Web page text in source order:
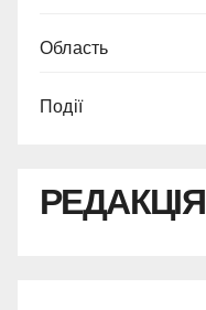
Область
Події
РЕДАКЦІЯ